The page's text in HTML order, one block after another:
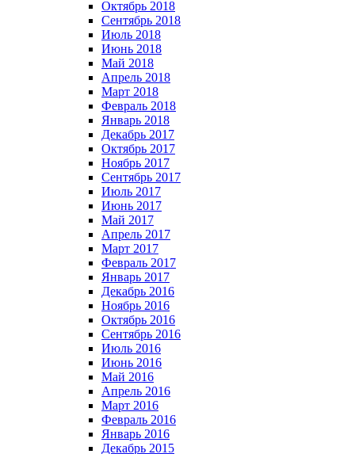
Октябрь 2018
Сентябрь 2018
Июль 2018
Июнь 2018
Май 2018
Апрель 2018
Март 2018
Февраль 2018
Январь 2018
Декабрь 2017
Октябрь 2017
Ноябрь 2017
Сентябрь 2017
Июль 2017
Июнь 2017
Май 2017
Апрель 2017
Март 2017
Февраль 2017
Январь 2017
Декабрь 2016
Ноябрь 2016
Октябрь 2016
Сентябрь 2016
Июль 2016
Июнь 2016
Май 2016
Апрель 2016
Март 2016
Февраль 2016
Январь 2016
Декабрь 2015